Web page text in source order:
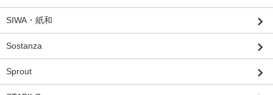
SIWA・紙和
Sostanza
Sprout